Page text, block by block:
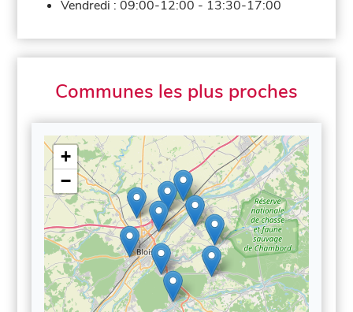
Vendredi :09:00-12:00 - 13:30-17:00
Communes les plus proches
+
−